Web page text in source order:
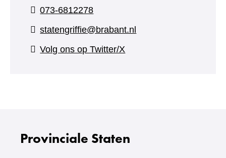
073-6812278
statengriffie@brabant.nl
Volg ons op Twitter/X
Provinciale Staten